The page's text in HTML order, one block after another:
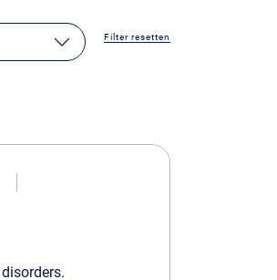
Filter resetten